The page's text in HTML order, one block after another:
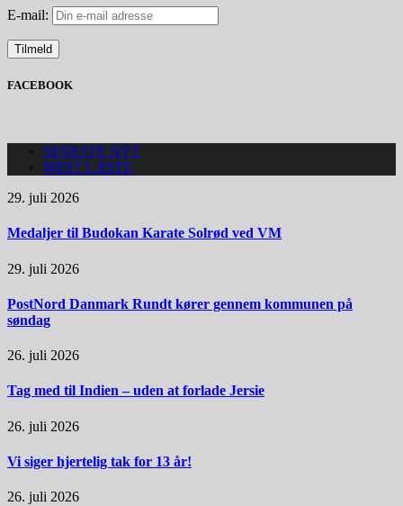
E-mail:
FACEBOOK
SENESTE NYT
MEST LÆSTE
29. juli 2026
Medaljer til Budokan Karate Solrød ved VM
29. juli 2026
PostNord Danmark Rundt kører gennem kommunen på
søndag
26. juli 2026
Tag med til Indien – uden at forlade Jersie
26. juli 2026
Vi siger hjertelig tak for 13 år!
26. juli 2026